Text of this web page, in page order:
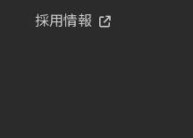
採用情報